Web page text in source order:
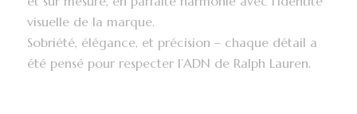
visuelle de la marque.
Sobriété, élégance, et précision – chaque détail a
été pensé pour respecter l’ADN de Ralph Lauren.